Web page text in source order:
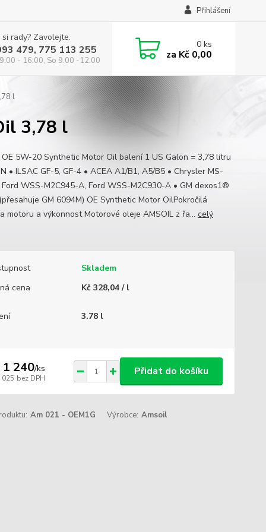
Přihlášení
rady? Zavolejte.
479, 775 113 255
- 16.00, So 9.00 -12.00
0ks
za Kč 0,00
l
3,78 l
5W-20 Synthetic Motor Oil balení 1 US Galon = 3,78 litru
• ILSAC GF-5, GF-4 • ACEA A1/B1, A5/B5 • Chrysler MS-
WSS-M2C945-A, Ford WSS-M2C930-A • GM dexos1®
GM 6094M) OE Synthetic Motor OilPokročilá
motoru a výkonnost Motorové oleje AMSOIL z řa... celý
Skladem
cena
Kč 328,04 / l
3.78 l
1 240/ks
025 bez DPH
Přidat do košíku
Am 021 - OEM1G Výrobce: Amsoil